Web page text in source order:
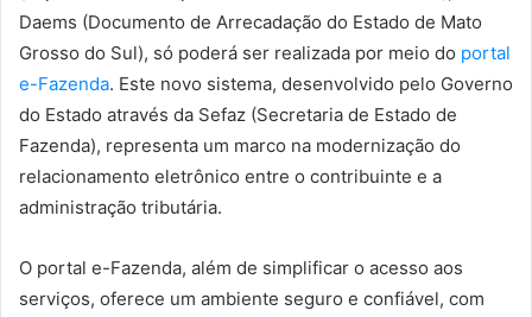
Daems (Documento de Arrecadação do Estado de Mato
Grosso do Sul), só poderá ser realizada por meio do portal
e-Fazenda. Este novo sistema, desenvolvido pelo Governo
do Estado através da Sefaz (Secretaria de Estado de
Fazenda), representa um marco na modernização do
relacionamento eletrônico entre o contribuinte e a
administração tributária.
O portal e-Fazenda, além de simplificar o acesso aos
serviços, oferece um ambiente seguro e confiável, com